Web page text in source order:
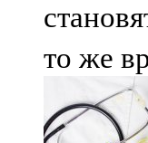
то же